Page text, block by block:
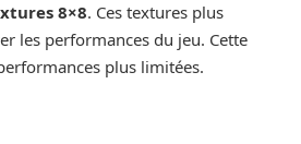
8×8. Ces textures plus
les performances du jeu. Cette
plus limitées.